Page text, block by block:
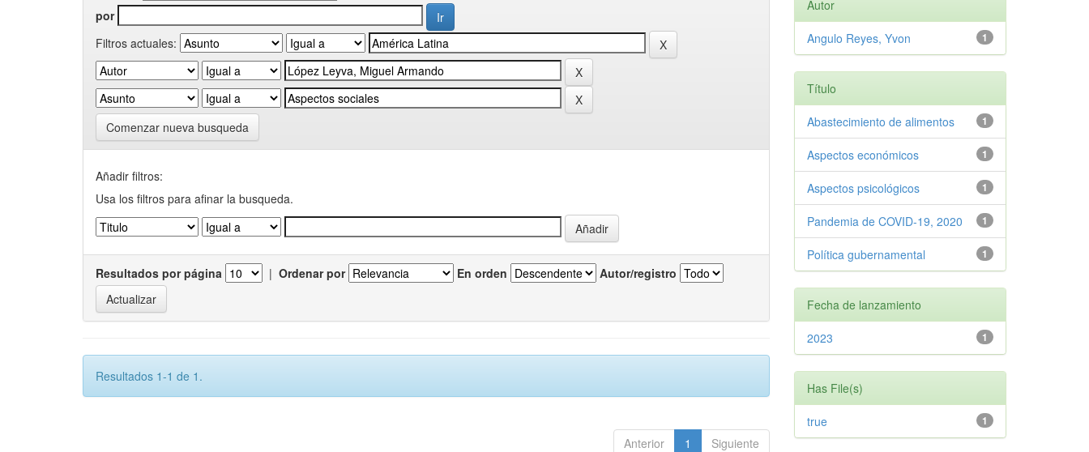
por
Filtros actuales:
Comenzar nueva busqueda
Añadir filtros:
Usa los filtros para afinar la busqueda.
Resultados por página | Ordenar por En orden Autor/registro
Resultados 1-1 de 1.
Anterior 1 Siguiente
Autor
1
Angulo Reyes, Yvon
Título
1
Abastecimiento de alimentos
1
Aspectos económicos
1
Aspectos psicológicos
1
Pandemia de COVID-19, 2020
1
Política gubernamental
Fecha de lanzamiento
1
2023
Has File(s)
1
true